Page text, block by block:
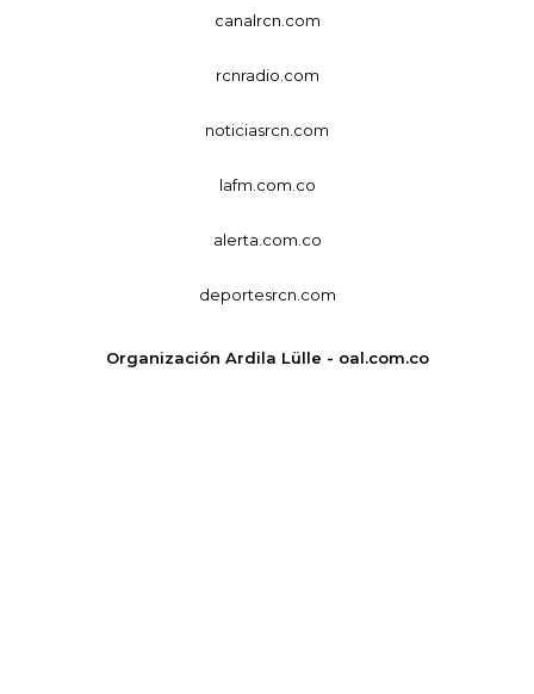
canalrcn.com
rcnradio.com
noticiasrcn.com
lafm.com.co
alerta.com.co
deportesrcn.com
Organización Ardila Lülle - oal.com.co